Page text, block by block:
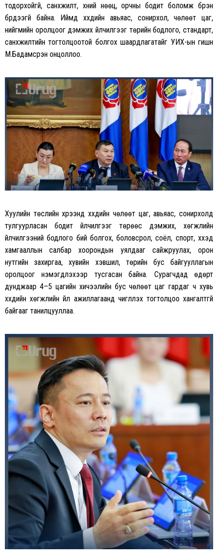
тодорхойгүй, санхүүжилт, хүний нөөц, орчны бодит боломж бүрэн
бүрдээгүй байна. Иймд хүүхдийн авьяас, сонирхол, чөлөөт цаг,
нийгмийн оролцоог дэмжих үйлчилгээг төрийн бодлого, стандарт,
санхүүжилтийн тогтолцоотой болгох шаардлагатайг УИХ-ын гишүүн
М.Бадамсүрэн онцоллоо.
Хуулийн төслийн хүрээнд хүүхдийн чөлөөт цаг, авьяас, сонирхолд
тулгуурласан бодит үйлчилгээг төрөөс дэмжих, хөгжлийн
үйлчилгээний бодлого бий болгох, боловсрол, соёл, спорт, хүүхэд
хамгааллын салбар хоорондын уялдааг сайжруулах, орон
нутгийн захиргаа, хувийн хэвшил, төрийн бус байгууллагын
оролцоог нэмэгдүүлэхээр тусгасан байна. Сурагчдад өдөрт
дунджаар 4–5 цагийн хичээлийн бус чөлөөт цаг гардаг ч хувь
хүүхдийн хөгжлийн үйл ажиллагаанд чиглүүлэх тогтолцоо хангалтгүй
байгааг танилцууллаа.